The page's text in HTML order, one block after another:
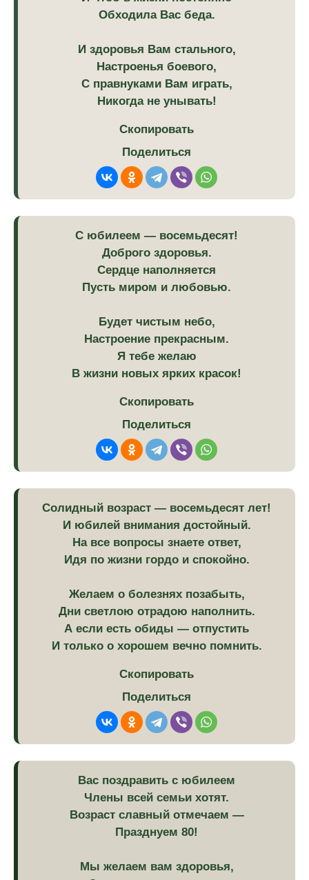
Обходила Вас беда.
И здоровья Вам стального,
Настроенья боевого,
С правнуками Вам играть,
Никогда не унывать!
Скопировать
Поделиться
С юбилеем — восемьдесят!
Доброго здоровья.
Сердце наполняется
Пусть миром и любовью.
Будет чистым небо,
Настроение прекрасным.
Я тебе желаю
В жизни новых ярких красок!
Скопировать
Поделиться
Солидный возраст — восемьдесят лет!
И юбилей внимания достойный.
На все вопросы знаете ответ,
Идя по жизни гордо и спокойно.
Желаем о болезнях позабыть,
Дни светлою отрадою наполнить.
А если есть обиды — отпустить
И только о хорошем вечно помнить.
Скопировать
Поделиться
Вас поздравить с юбилеем
Члены всей семьи хотят.
Возраст славный отмечаем —
Празднуем 80!
Мы желаем вам здоровья,